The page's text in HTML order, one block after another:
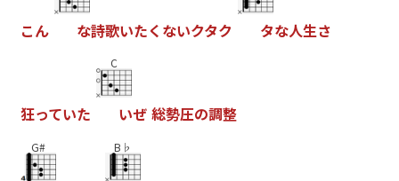
こん な詩歌いたく ないクタク タな人生さ
狂っていた
C
いぜ 総勢圧の調整
G# B♭